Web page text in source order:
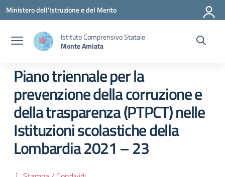
Vai ai contenuti
Vai al menu di navigazione
Vai al footer
Ministero dell'Istruzione e del Merito
Istituto Comprensivo Statale
Monte Amiata
Piano triennale per la
prevenzione della corruzione e
della trasparenza (PTPCT) nelle
Istituzioni scolastiche della
Lombardia 2021 – 23